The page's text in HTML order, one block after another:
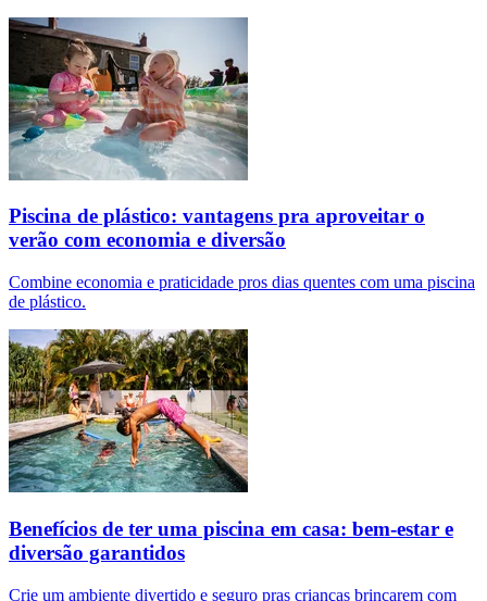
Piscina de plástico: vantagens pra aproveitar o
verão com economia e diversão
Combine economia e praticidade pros dias quentes com uma piscina
de plástico.
Benefícios de ter uma piscina em casa: bem-estar e
diversão garantidos
Crie um ambiente divertido e seguro pras crianças brincarem com